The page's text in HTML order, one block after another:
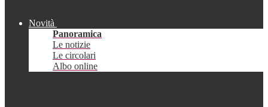
Novità
Panoramica
Le notizie
Le circolari
Albo online